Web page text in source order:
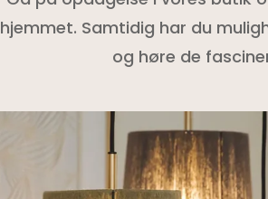
hjemmet. Samtidig har du
og høre de